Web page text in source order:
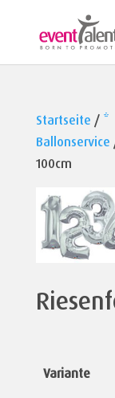
Startseite / *
Ballonservice
100cm
Variante